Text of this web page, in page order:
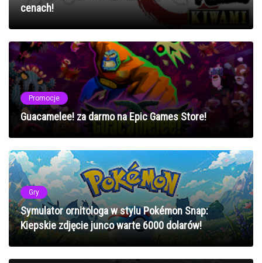
cenach!
Promocje
Guacamelee! za darmo na Epic Games Store!
Gry
Symulator ornitologa w stylu Pokémon Snap:
Kiepskie zdjęcie junco warte 6000 dolarów!